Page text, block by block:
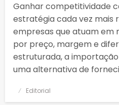
Ganhar competitividade
estratégia cada vez mais
empresas que atuam em
por preço, margem e
estruturada, a
uma alternativa de
PostedEditorial